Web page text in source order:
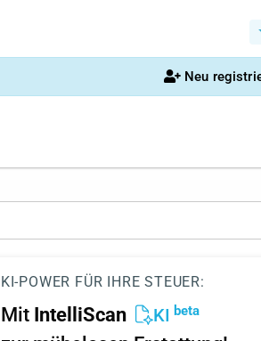
Neu
KI-POWER FÜR IHRE STEUER:
Mit IntelliScan KI beta